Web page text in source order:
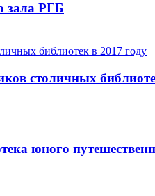
зала РГБ
столичных
юного